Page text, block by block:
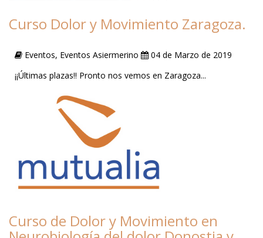
Curso Dolor y Movimiento Zaragoza.
Eventos, Eventos Asiermerino
04 de Marzo de 2019
¡¡Últimas plazas!! Pronto nos vemos en Zaragoza...
Curso de Dolor y Movimiento en